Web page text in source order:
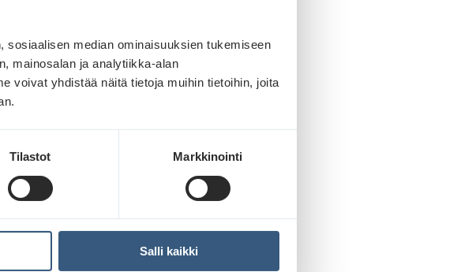
median ominaisuuksien tukemiseen
mainosalan ja analytiikka-alan
voivat yhdistää näitä tietoja muihin tietoihin, joita
Tilastot Markkinointi
Salli kaikki
edulla: -25% kaikista
runsaasti erilaisia